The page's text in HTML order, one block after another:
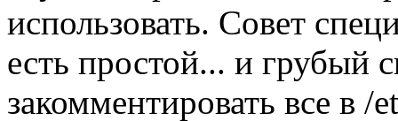
использовать. Совет
есть простой... и грубый
закомментировать все в